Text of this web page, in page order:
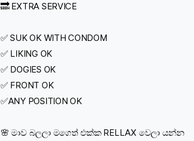
🔜 EXTRA SERVICE
✅ SUK OK WITH CONDOM
✅ LIKING OK
✅ DOGIES OK
✅ FRONT OK
✅ANY POSITION OK
🌸 මාව බලලා මගෙත් එක්ක RELLAX වෙලා යන්න